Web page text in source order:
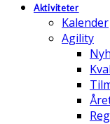
Aktiviteter
Kalender
Agility